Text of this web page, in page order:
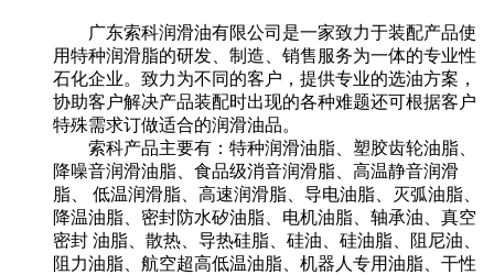
广东索科润滑油有限公司是一家致力于装配产品使
用特种润滑脂的研发、制造、销售服务为一体的专业性
石化企业。致力为不同的客户，提供专业的选油方案，
协助客户解决产品装配时出现的各种难题还可根据客户
特殊需求订做适合的润滑油品。
索科产品主要有：特种润滑油脂、塑胶齿轮油脂、
降噪音润滑油脂、食品级消音润滑脂、高温静音润滑
脂、 低温润滑脂、高速润滑脂、导电油脂、灭弧油脂、
降温油脂、密封防水矽油脂、电机油脂、轴承油、真空
密封 油脂、散热、导热硅脂、硅油、硅油脂、阻尼油、
阻力油脂、航空超高低温油脂、机器人专用油脂、干性